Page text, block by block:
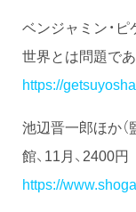
ベンジャミン・ピ
世界とは問題であ
https://
池辺晋一郎ほか
館、11月、2400円
https://